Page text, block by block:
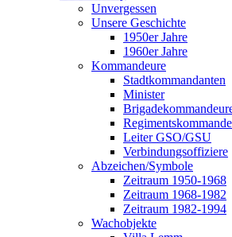
Unvergessen
Unsere Geschichte
1950er Jahre
1960er Jahre
Kommandeure
Stadtkommandanten
Minister
Leiter GSO/GSU
Verbindungsoffiziere
Abzeichen/Symbole
Zeitraum 1950-1968
Zeitraum 1968-1982
Zeitraum 1982-1994
Wachobjekte